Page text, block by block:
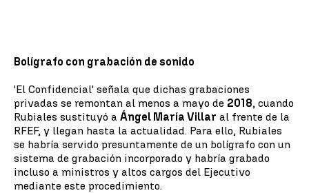
Bolígrafo con grabación de sonido
'El Confidencial' señala que dichas grabaciones
privadas se remontan al menos a mayo de 2018, cuando
Rubiales sustituyó a Ángel María Villar al frente de la
RFEF, y llegan hasta la actualidad. Para ello, Rubiales
se habría servido presuntamente de un bolígrafo con un
sistema de grabación incorporado y habría grabado
incluso a ministros y altos cargos del Ejecutivo
mediante este procedimiento.